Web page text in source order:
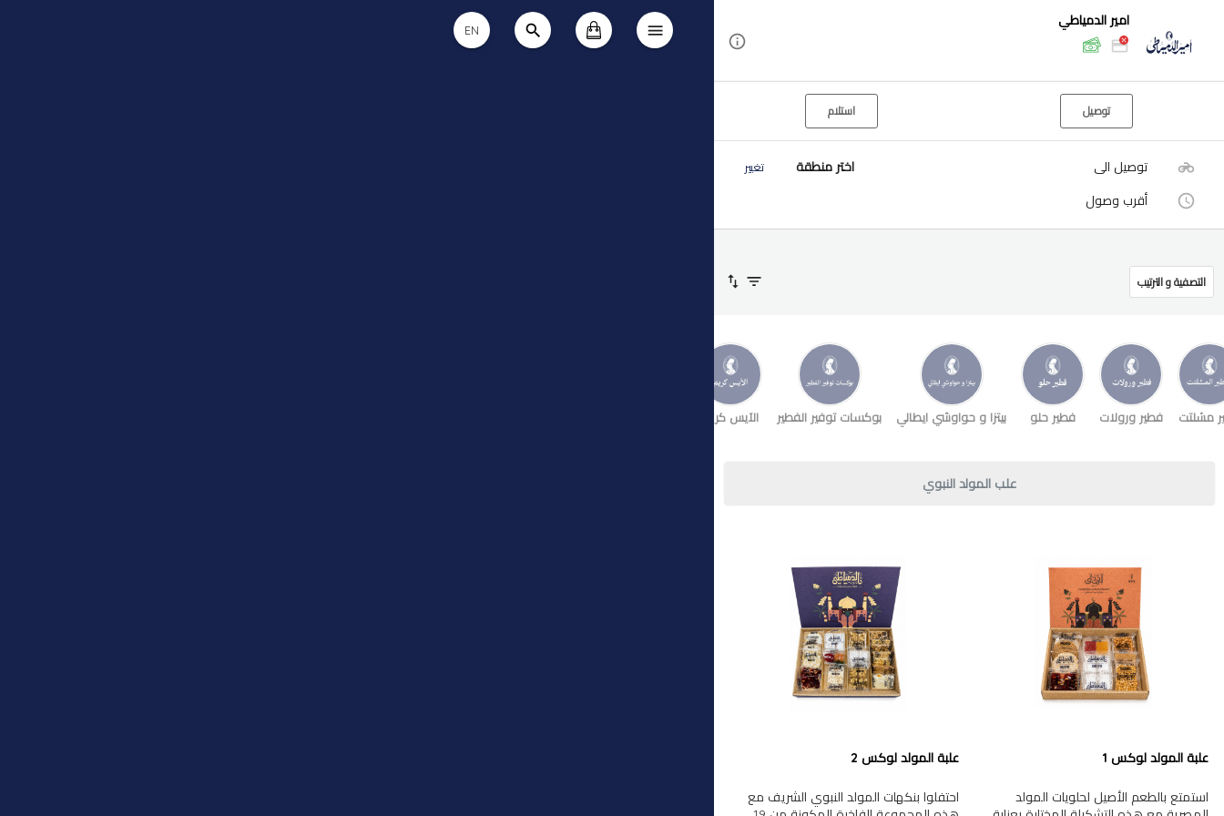
EN
امير الدمياطي
توصيل استلام
توصيل الى اختر منطقة تغيير
أقرب وصول
التصفية و الترتيب
مشلتت فطير ورولات فطير حلو بيتزا و حواوشي ايطالي بوكسات توفير الفطير الآيس كريم
علب المولد النبوي
علبة المولد لوكس 1
استمتع بالطعم الأصيل لحلويات المولد
علبة المولد لوكس 2
احتفلوا بنكهات المولد النبوي الشريف مع